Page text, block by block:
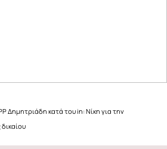
Δημητριάδη κατά του in: Νίκη για την